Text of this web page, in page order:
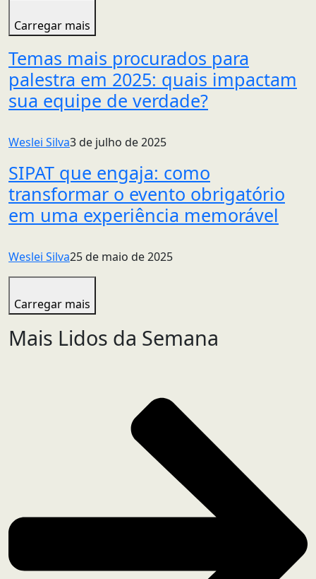
Carregar mais
Temas mais procurados para
palestra em 2025: quais impactam
sua equipe de verdade?
Weslei Silva3 de julho de 2025
SIPAT que engaja: como
transformar o evento obrigatório
em uma experiência memorável
Weslei Silva25 de maio de 2025
Carregar mais
Mais Lidos da Semana